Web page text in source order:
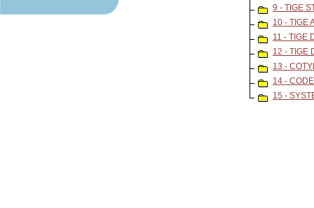
9 - TIGE
10 - TIGE
11 - TIGE
12 - TIGE
13 -
14 -
15 -